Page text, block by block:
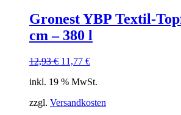
Gronest YBP Textil-
cm – 380 l
12,93€ Ursprünglicher
war:
11,77 €Aktueller
ist:
inkl. 19 % MwSt.
zzgl. Versandkosten